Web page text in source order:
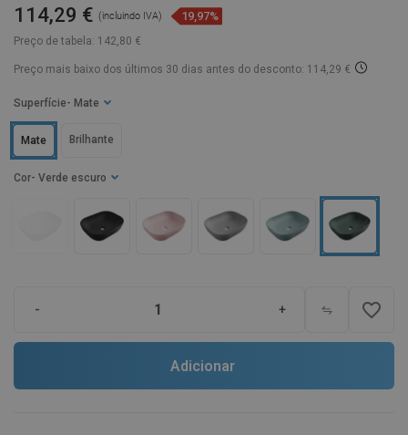
Preço de tabela: 142,80 €
114,29 € (incluindo IVA) 19,97%
Preço mais baixo dos últimos 30 dias antes do desconto: 114,29 €
Cor - Verde escuro
Superfície - Mate
Mate Brilhante
- + favorite_border
Adicionar